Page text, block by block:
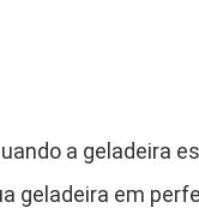
a geladeira
geladeira em